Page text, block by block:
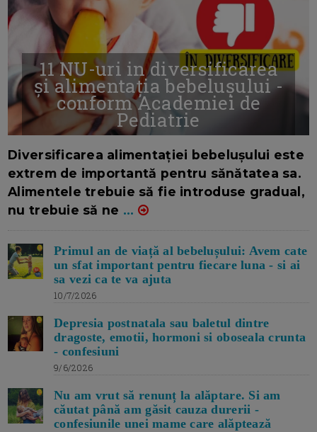
11 NU-uri in diversificarea
și alimentația bebelușului -
conform Academiei de
Pediatrie
Diversificarea alimentației bebelușului este
extrem de importantă pentru sănătatea sa.
Alimentele trebuie să fie introduse gradual,
nu trebuie să ne ...
Primul an de viață al bebelușului: Avem cate
un sfat important pentru fiecare luna - si ai
sa vezi ca te va ajuta
10/7/2026
Depresia postnatala sau baletul dintre
dragoste, emotii, hormoni si oboseala crunta
- confesiuni
9/6/2026
Nu am vrut să renunț la alăptare. Si am
căutat până am găsit cauza durerii -
confesiunile unei mame care alăptează